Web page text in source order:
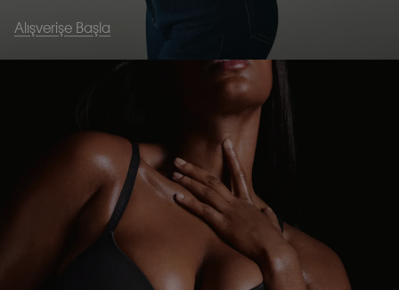
Alışverişe Başla